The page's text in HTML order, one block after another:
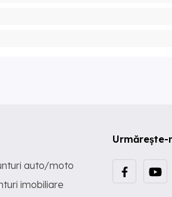
Urmărește-
auto/moto
imobiliare